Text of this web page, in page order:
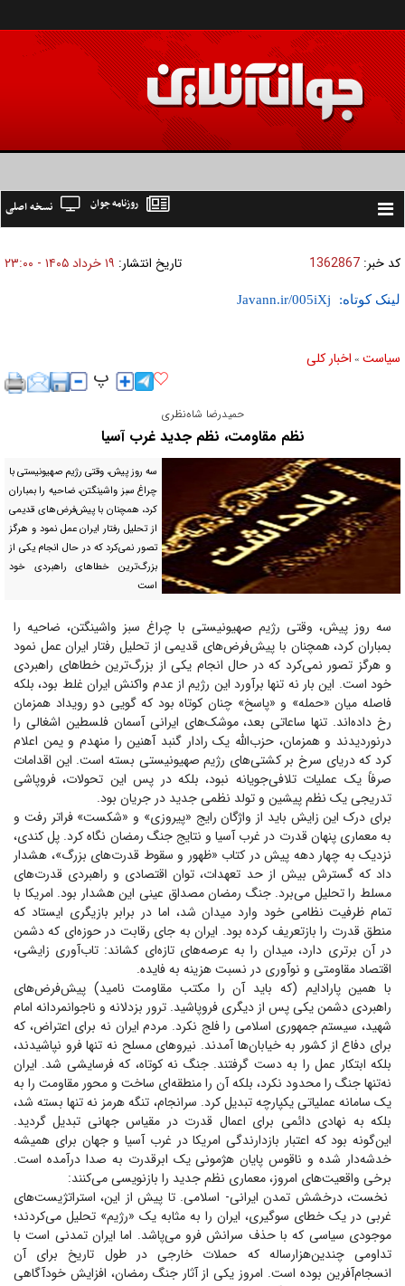
Toggle
نسخه اصلی روزنامه جوان
کد خبر: 1362867 تاریخ انتشار: ۱۹ خرداد ۱۴۰۵ - ۲۳:۰۰
لینک کوتاه:
سیاست » اخبار کلی
حمیدرضا شاه‌نظری
نظم مقاومت، نظم جدید غرب آسیا
سه روز پیش، وقتی رژیم صهیونیستی با
چراغ سبز واشینگتن، ضاحیه را بمباران
کرد، همچنان با پیش‌فرض‌های قدیمی
از تحلیل رفتار ایران عمل نمود و هرگز
تصور نمی‌کرد که در حال انجام یکی از
بزرگ‌ترین خطا‌های راهبردی خود
است
سه روز پیش، وقتی رژیم صهیونیستی با چراغ سبز واشینگتن، ضاحیه را
بمباران کرد، همچنان با پیش‌فرض‌های قدیمی از تحلیل رفتار ایران عمل نمود
و هرگز تصور نمی‌کرد که در حال انجام یکی از بزرگ‌ترین خطا‌های راهبردی
خود است. این بار نه تنها برآورد این رژیم از عدم واکنش ایران غلط بود، بلکه
فاصله میان «حمله» و «پاسخ» چنان کوتاه بود که گویی دو رویداد همزمان
رخ داده‌اند. تنها ساعاتی بعد، موشک‌های ایرانی آسمان فلسطین اشغالی را
درنوردیدند و همزمان، حزب‌الله یک رادار گنبد آهنین را منهدم و یمن اعلام
کرد که دریای سرخ بر کشتی‌های رژیم صهیونیستی بسته است. این اقدامات
صرفاً یک عملیات تلافی‌جویانه نبود، بلکه در پس این تحولات، فروپاشی
تدریجی یک نظم پیشین و تولد نظمی جدید در جریان بود.
برای درک این زایش باید از واژگان رایج «پیروزی» و «شکست» فراتر رفت و
به معماری پنهان قدرت در غرب آسیا و نتایج جنگ رمضان نگاه کرد. پل کندی،
نزدیک به چهار دهه پیش در کتاب «ظهور و سقوط قدرت‌های بزرگ»، هشدار
داد که گسترش بیش از حد تعهدات، توان اقتصادی و راهبردی قدرت‌های
مسلط را تحلیل می‌برد. جنگ رمضان مصداق عینی این هشدار بود. امریکا با
تمام ظرفیت نظامی خود وارد میدان شد، اما در برابر بازیگری ایستاد که
منطق قدرت را بازتعریف کرده بود. ایران به جای رقابت در حوزه‌ای که دشمن
در آن برتری دارد، میدان را به عرصه‌های تازه‌ای کشاند: تاب‌آوری زایشی،
اقتصاد مقاومتی و نوآوری در نسبت هزینه به فایده.
با همین پارادایم (که باید آن را مکتب مقاومت نامید) پیش‌فرض‌های
راهبردی دشمن یکی پس از دیگری فروپاشید. ترور بزدلانه و ناجوانمردانه امام
شهید، سیستم جمهوری اسلامی را فلج نکرد. مردم ایران نه برای اعتراض، که
برای دفاع از کشور به خیابان‌ها آمدند. نیرو‌های مسلح نه تنها فرو نپاشیدند،
بلکه ابتکار عمل را به دست گرفتند. جنگ نه کوتاه، که فرسایشی شد. ایران
نه‌تنها جنگ را محدود نکرد، بلکه آن را منطقه‌ای ساخت و محور مقاومت را به
یک سامانه عملیاتی یکپارچه تبدیل کرد. سرانجام، تنگه هرمز نه تنها بسته شد،
بلکه به نهادی دائمی برای اعمال قدرت در مقیاس جهانی تبدیل گردید.
این‌گونه بود که اعتبار بازدارندگی امریکا در غرب آسیا و جهان برای همیشه
خدشه‌دار شده و ناقوس پایان هژمونی یک ابرقدرت به صدا درآمده است.
برخی واقعیت‌های امروز، معماری نظم جدید را بازنویسی می‌کنند:
نخست، درخشش تمدن ایرانی- اسلامی. تا پیش از این، استراتژیست‌های
غربی در یک خطای سوگیری، ایران را به مثابه یک «رژیم» تحلیل می‌کردند؛
موجودی سیاسی که با حذف سرانش فرو می‌پاشد. اما ایران تمدنی است با
تداومی چندین‌هزارساله که حملات خارجی در طول تاریخ برای آن
انسجام‌آفرین بوده است. امروز یکی از آثار جنگ رمضان، افزایش خودآگاهی